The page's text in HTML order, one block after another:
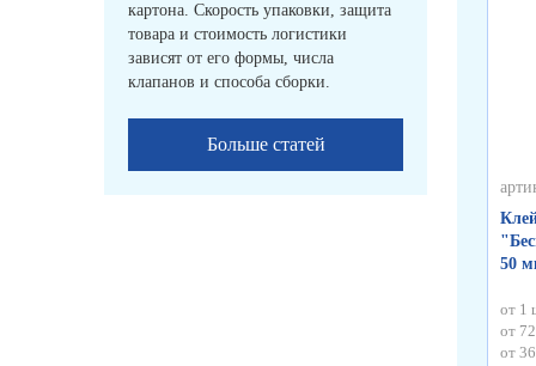
картона. Скорость упаковки, защита
товара и стоимость логистики
зависят от его формы, числа
клапанов и способа сборки.
Больше статей
50
от 1
от
от